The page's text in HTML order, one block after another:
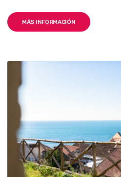
MÁS INFORMACIÓN